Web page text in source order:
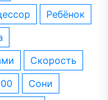
ребёнок
скорость
сони